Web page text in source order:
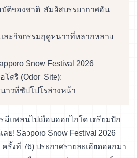
ติของชาติ: สัมผัสบรรยากาศอัน
ละกิจกรรมฤดูหนาวที่หลากหลาย
Snow Festival 2026
ดริ (Odori Site):
าวที่ซัปโปโรล่วงหน้า
มีแพลนไปเยือนฮอกไกโด เตรียมปัก
ย! Sapporo Snow Festival 2026
รั้งที่ 76) ประกาศรายละเอียดออกมา